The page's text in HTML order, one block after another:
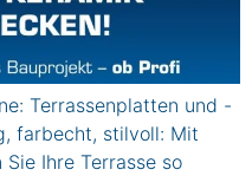
Terrassenplatten und -
farbecht, stilvoll: Mit
Ihre Terrasse so